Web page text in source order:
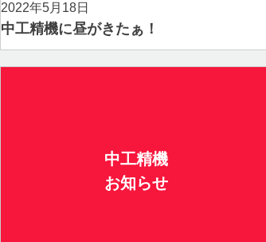
2022年5月18日
中工精機に昼がきたぁ！
中工精機
お知らせ